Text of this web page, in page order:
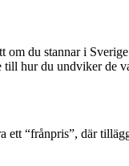
om du stannar i
till hur du undviker de
“frånpris”, där